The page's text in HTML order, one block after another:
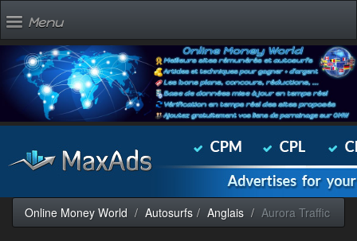
Menu
Online Money World Autosurfs Anglais Aurora Traffic